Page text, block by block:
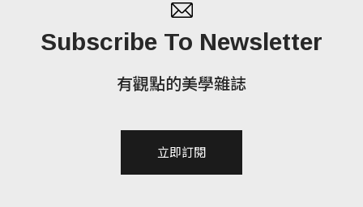
Subscribe To Newsletter
有觀點的美學雜誌
立即訂閱